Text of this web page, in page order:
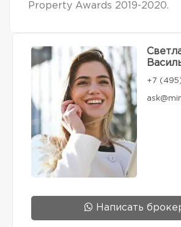
Property Awards 2019-2020.
+7
Написать